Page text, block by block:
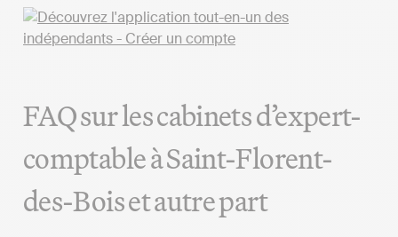
FAQ sur les cabinets d’expert-
comptable à Saint-Florent-
des-Bois et autre part